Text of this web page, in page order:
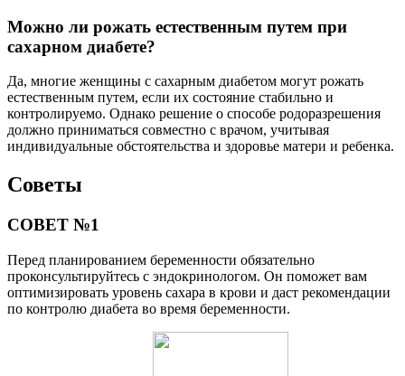
Можно ли рожать естественным путем при
сахарном диабете?
Да, многие женщины с сахарным диабетом могут рожать
естественным путем, если их состояние стабильно и
контролируемо. Однако решение о способе родоразрешения
должно приниматься совместно с врачом, учитывая
индивидуальные обстоятельства и здоровье матери и ребенка.
Советы
СОВЕТ №1
Перед планированием беременности обязательно
проконсультируйтесь с эндокринологом. Он поможет вам
оптимизировать уровень сахара в крови и даст рекомендации
по контролю диабета во время беременности.